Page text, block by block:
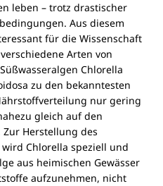
leben – trotz drastischer
Aus diesem
für die Wissenschaft
Arten von
Chlorella
zu den bekanntesten
nur gering
gleich auf den
Herstellung des
Chlorella speziell und
aus heimischen Gewässer
aufzunehmen, nicht